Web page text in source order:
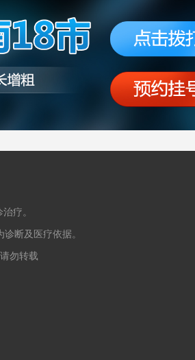
疗。
断及医疗依据。
勿转载